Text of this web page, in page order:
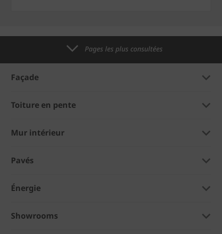
Pages les plus consultées
Façade
Toiture en pente
Mur intérieur
Pavés
Énergie
Showrooms